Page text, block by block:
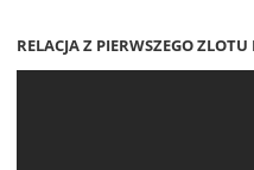
RELACJA Z PIERWSZEGO